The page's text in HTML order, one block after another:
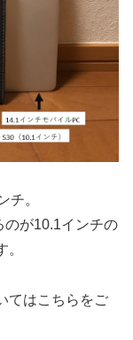
チ。
のが10.1インチの
てはこちらをご